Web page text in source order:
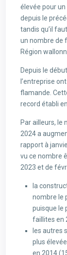
élevée pour
depuis le
tandis qu’il
un nombre de
Région
Depuis le
l’entreprise
flamande.
record établi
Par ailleurs,
2024 a
rapport à
vu ce nombre
2023 et de
la
nombre le
puisque le
faillites en
les autres
plus
en 2014